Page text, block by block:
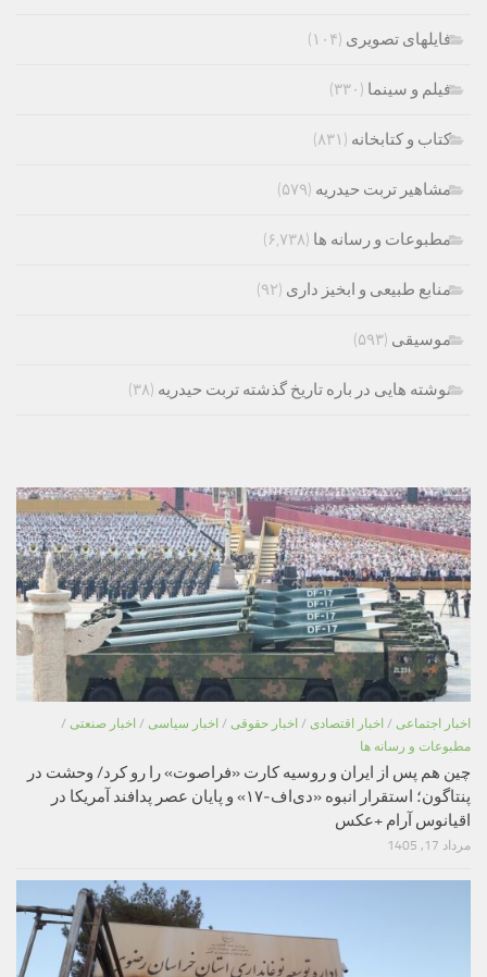
فایلهای تصویری (۱۰۴)
فیلم و سینما (۳۳۰)
کتاب و کتابخانه (۸۳۱)
مشاهیر تربت حیدریه (۵۷۹)
مطبوعات و رسانه ها (۶,۷۳۸)
منابع طبیعی و ابخیز داری (۹۲)
موسیقی (۵۹۳)
نوشته هایی در باره تاریخ گذشته تربت حیدریه (۳۸)
اخبار اجتماعی / اخبار اقتصادی / اخبار حقوقی / اخبار سیاسی / اخبار صنعتی /
مطبوعات و رسانه ها
چین هم پس از ایران و روسیه کارت «فراصوت» را رو کرد/ وحشت در
پنتاگون؛ استقرار انبوه «دی‌اف‑۱۷» و پایان عصر پدافند آمریکا در
اقیانوس آرام +عکس
مرداد 17, 1405